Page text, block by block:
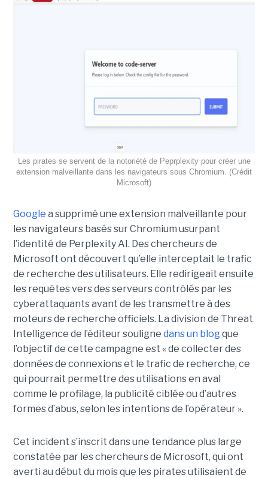
Les pirates se servent de la notoriété de Peprplexity pour créer une
extension malveillante dans les navigateurs sous Chromium. (Crédit
Microsoft)
Google a supprimé une extension malveillante pour
les navigateurs basés sur Chromium usurpant
l’identité de Perplexity AI. Des chercheurs de
Microsoft ont découvert qu’elle interceptait le trafic
de recherche des utilisateurs. Elle redirigeait ensuite
les requêtes vers des serveurs contrôlés par les
cyberattaquants avant de les transmettre à des
moteurs de recherche officiels. La division de Threat
Intelligence de l’éditeur souligne dans un blogque
l’objectif de cette campagne est « de collecter des
données de connexions et le trafic de recherche, ce
qui pourrait permettre des utilisations en aval
comme le profilage, la publicité ciblée ou d’autres
formes d’abus, selon les intentions de l’opérateur ».
Cet incident s’inscrit dans une tendance plus large
constatée par les chercheurs de Microsoft, qui ont
averti au début du mois que les pirates utilisaient de